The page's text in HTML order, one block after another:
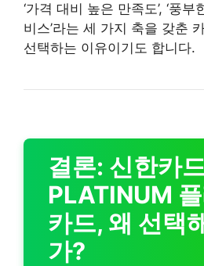
‘가격 대비 높은 만족도’, ‘풍부
비스’라는 세 가지 축을 갖춘
선택하는 이유이기도 합니다.
결론: 신한카
PLATINUM
카드, 왜 선택
가?